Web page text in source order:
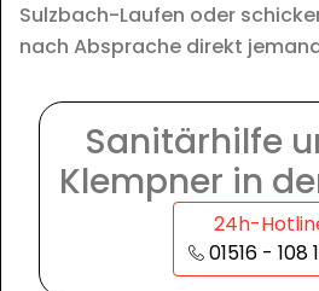
Sulzbach-Laufen oder
nach Absprache direkt
Sanitärhilfe
Klempner in
24h-
01516 - 108